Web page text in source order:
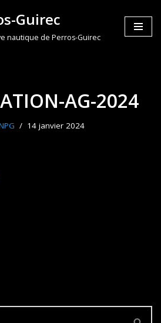
Guirec
nautique de Perros-Guirec
AG-2024
14 janvier 2024